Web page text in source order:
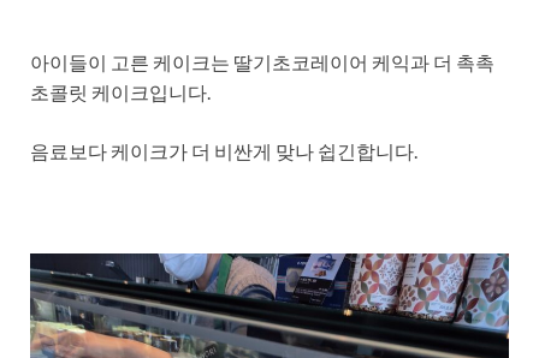
아이들이 고른 케이크는 딸기초코레이어 케익과 더 촉촉
초콜릿 케이크입니다.
음료보다 케이크가 더 비싼게 맞나 쉽긴합니다.